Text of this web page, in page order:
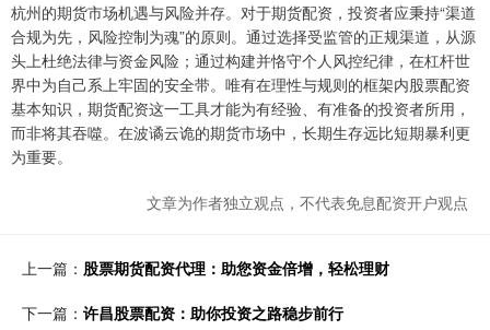
杭州的期货市场机遇与风险并存。对于期货配资，投资者应秉持“渠道
合规为先，风险控制为魂”的原则。通过选择受监管的正规渠道，从源
头上杜绝法律与资金风险；通过构建并恪守个人风控纪律，在杠杆世
界中为自己系上牢固的安全带。唯有在理性与规则的框架内股票配资
基本知识，期货配资这一工具才能为有经验、有准备的投资者所用，
而非将其吞噬。在波谲云诡的期货市场中，长期生存远比短期暴利更
为重要。
文章为作者独立观点，不代表免息配资开户观点
上一篇： 股票期货配资代理：助您资金倍增，轻松理财
下一篇： 许昌股票配资：助你投资之路稳步前行